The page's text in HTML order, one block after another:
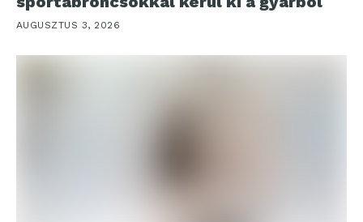
AUGUSZTUS 3, 2026